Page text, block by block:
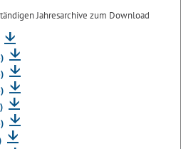
Jahresarchive zum Download